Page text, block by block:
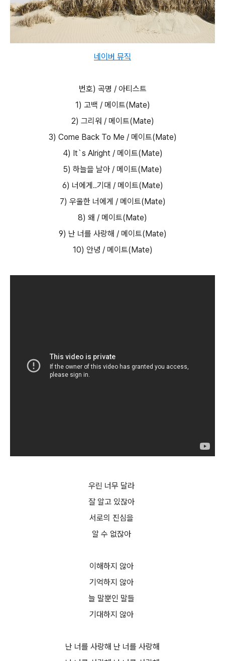
네이버 뮤직
번호) 곡명 / 아티스트
1) 고백 / 메이트(Mate)
2) 그리워 / 메이트(Mate)
3) Come Back To Me / 메이트(Mate)
4) It`s Alright / 메이트(Mate)
5) 하늘을 날아 / 메이트(Mate)
6) 너에게..기대 / 메이트(Mate)
7) 우울한 너에게 / 메이트(Mate)
8) 왜 / 메이트(Mate)
9) 난 너를 사랑해 / 메이트(Mate)
10) 안녕 / 메이트(Mate)
우린 너무 달라
잘 알고 있잖아
서로의 진심을
알 수 없잖아
이해하지 않아
기억하지 않아
늘 말뿐인 말들
기대하지 않아
난 너를 사랑해 난 너를 사랑해